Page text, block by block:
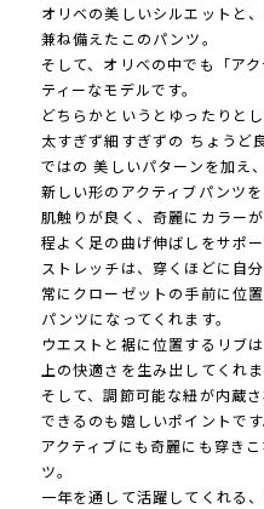
オリベの美しいシルエットと
兼ね備えたこのパンツ。
そして、オリベの中でも「ア
ティーなモデルです。
どちらかというとゆったりと
太すぎず細すぎずの ちょうど
ではの 美しいパターンを加え、
新しい形のアクティブパンツを
肌触りが良く、奇麗にカラー
程よく足の曲げ伸ばしをサポ
ストレッチは、穿くほどに自分
常にクローゼットの手前に位
パンツになってくれます。
ウエストと裾に位置するリブ
上の快適さを生み出してくれま
そして、調節可能な紐が内蔵
できるのも嬉しいポイントです
アクティブにも奇麗にも穿き
ツ。
一年を通して活躍してくれる